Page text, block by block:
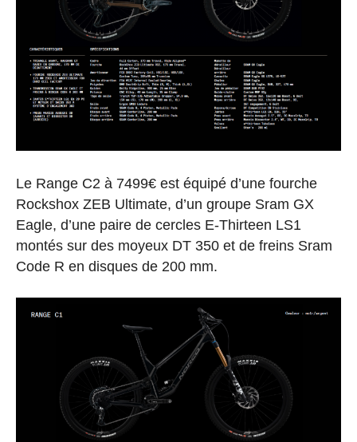
Le Range C2 à 7499€ est équipé d’une fourche
Rockshox ZEB Ultimate, d’un groupe Sram GX
Eagle, d’une paire de cercles E-Thirteen LS1
montés sur des moyeux DT 350 et de freins Sram
Code R en disques de 200 mm.